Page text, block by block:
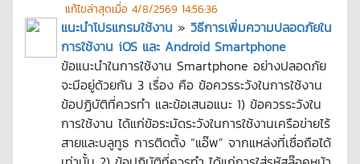
แก้ไขล่าสุดเมื่อ 4/8/2569 14:56:36
แนะนำโปรแกรมใช้งาน » วิธีการเพิ่มความปลอดภัยใน
การใช้งาน iOS และ Android Smartphone
ข้อแนะนำในการใช้งาน Smartphone อย่างปลอดภัย
จะมีอยู่ด้วยกัน 3 เรื่อง คือ ข้อควรระวังในการใช้งาน
ข้อปฏิบัติที่ควรทำ และข้อเสนอแนะ 1) ข้อควรระวังใน
การใช้งาน ได้แก่ข้อระมัดระวังในการใช้งานเครือข่ายไร้
สายและบลูทูธ การติดตั้ง “แอ๊พ” จากแหล่งที่เชื่อถือได้